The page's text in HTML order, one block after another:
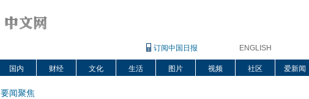
订阅中国日报 ENGLISH
国内 财经 文化 生活 图片 视频 社区 爱新闻
要闻聚焦